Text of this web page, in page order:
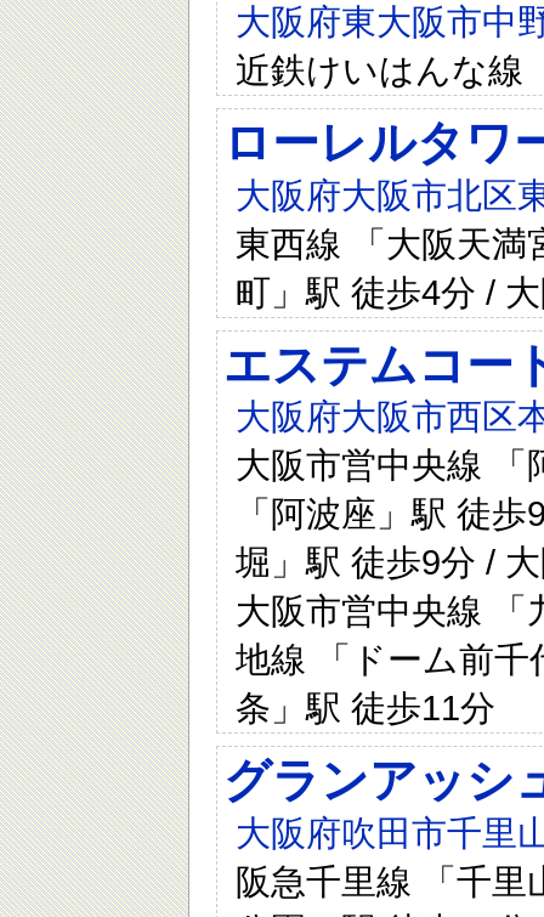
大阪府東大阪市中
近鉄けいはんな線
ローレルタワ
大阪府大阪市北区
東西線 「大阪天満
町」駅 徒歩4分 /
エステムコー
大阪府大阪市西区
大阪市営中央線 「
「阿波座」駅 徒
堀」駅 徒歩9分 /
大阪市営中央線 「
地線 「ドーム前千
条」駅 徒歩11分
グランアッシ
大阪府吹田市千里
阪急千里線 「千里